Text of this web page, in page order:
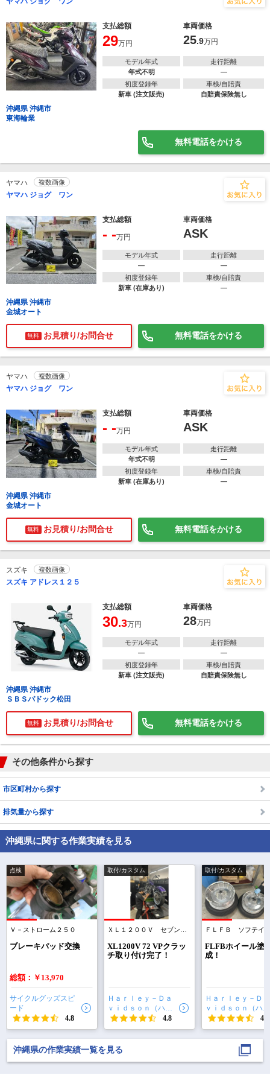
支払総額 車両価格
29万円 25.9万円
モデル年式
年式不明
走行距離
―
初度登録年
新車 (注文販売)
車検/自賠責
自賠責保険無し
沖縄県 沖縄市
東海輪業
無料電話をかける
ヤマハ 複数画像
ヤマハ ジョグ ワン
支払総額 車両価格
- -万円 ASK
モデル年式
―
走行距離
―
初度登録年
新車 (在庫あり)
車検/自賠責
―
沖縄県 沖縄市
金城オート
無料 お見積り/お問合せ 無料電話をかける
ヤマハ 複数画像
ヤマハ ジョグ ワン
支払総額 車両価格
- -万円 ASK
モデル年式
年式不明
走行距離
―
初度登録年
新車 (在庫あり)
車検/自賠責
―
沖縄県 沖縄市
金城オート
無料 お見積り/お問合せ 無料電話をかける
スズキ 複数画像
スズキ アドレス１２５
支払総額 車両価格
30.3万円 28万円
モデル年式
―
走行距離
―
初度登録年
新車 (注文販売)
車検/自賠責
自賠責保険無し
沖縄県 沖縄市
ＳＢＳパドック松田
無料 お見積り/お問合せ 無料電話をかける
その他条件から探す
市区町村から探す
排気量から探す
沖縄県に関する作業実績を見る
点検
Ｖ－ストローム２５０
ブレーキパッド交換
総額：￥13,970
サイクルグッズスピ
ード
4.8
取付/カスタム
XL1200V 72 VPクラッ
チ取り付け完了！
Ｈａｒｌｅｙ－Ｄａ
ｖｉｄｓｏｎ（ハー
レーダビッドソン）
沖縄
4.8
取付/カスタム
FLFBホイール塗
成！
Ｈａｒｌｅｙ－Ｄａ
ｖｉｄｓｏｎ（ハー
レーダビッドソン）
沖縄
4.8
沖縄県の作業実績一覧を見る
で相場をチェック！
車種選択するだけ、かんたん相場検索
車種